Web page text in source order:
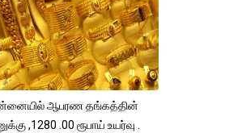
ஆபரண தங்கத்தின்
,1280 .00 ரூபாய் உயர்வு .